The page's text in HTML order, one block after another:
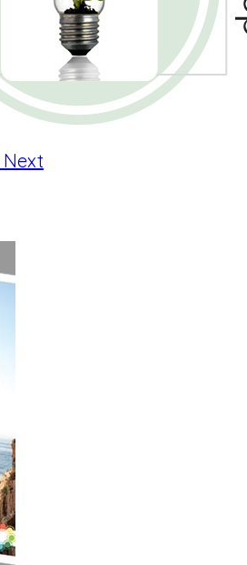
Next